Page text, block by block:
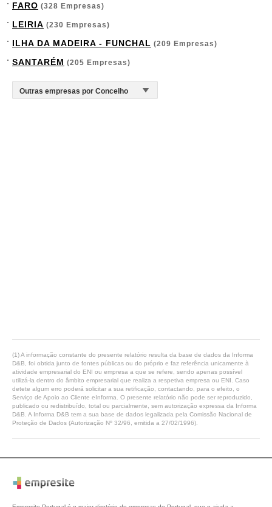
FARO (328 Empresas)
LEIRIA (230 Empresas)
ILHA DA MADEIRA - FUNCHAL (209 Empresas)
SANTARÉM (205 Empresas)
(1) A informação constante do presente relatório resulta da base de dados da Informa
D&B, foi obtida junto de fontes públicas ou do próprio e faz referência unicamente à
atividade empresarial do ENI ou empresa a que se refere, sendo apenas possível
utilizá-la dentro do âmbito empresarial que realiza a respetiva empresa ou ENI. Caso
detete algum erro poderá solicitar a sua retificação, contactando, para o efeito, o
Serviço de Apoio ao Cliente eInforma. O presente relatório não pode ser reproduzido,
publicado ou redistribuído, total ou parcialmente, sem autorização expressa da Informa
D&B. A Informa D&B tem a sua base de dados legalizada pela Comissão Nacional de
Proteção de Dados (Autorização Nº 32/96, emitida a 27/02/1996).